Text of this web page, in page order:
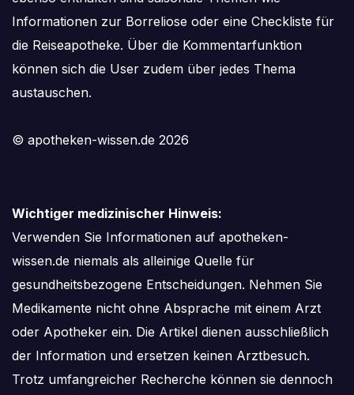
Informationen zur Borreliose oder eine Checkliste für
die Reiseapotheke. Über die Kommentarfunktion
können sich die User zudem über jedes Thema
austauschen.
© apotheken-wissen.de 2026
Wichtiger medizinischer Hinweis:
Verwenden Sie Informationen auf apotheken-
wissen.de niemals als alleinige Quelle für
gesundheitsbezogene Entscheidungen. Nehmen Sie
Medikamente nicht ohne Absprache mit einem Arzt
oder Apotheker ein. Die Artikel dienen ausschließlich
der Information und ersetzen keinen Arztbesuch.
Trotz umfangreicher Recherche können sie dennoch